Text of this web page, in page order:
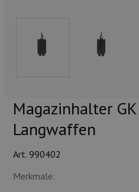
Magazinhalter
Langwaffen
Art. 990402
Merkmale: